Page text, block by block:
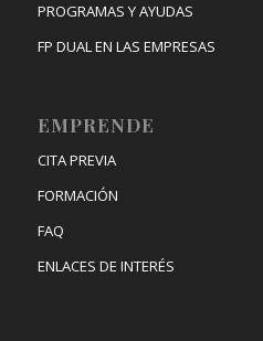
PROGRAMAS Y AYUDAS
FP DUAL EN LAS EMPRESAS
EMPRENDE
CITA PREVIA
FORMACIÓN
FAQ
ENLACES DE INTERÉS